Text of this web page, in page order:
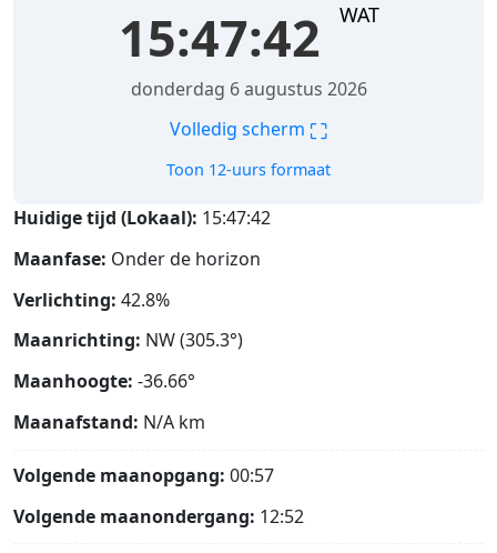
15:47:43 WAT
donderdag 6 augustus 2026
Volledig scherm ⛶
Toon 12-uurs formaat
Huidige tijd (Lokaal): 15:47:43
Maanfase: Onder de horizon
Verlichting: 42.8%
Maanrichting: NW (305.3°)
Maanhoogte: -36.66°
Maanafstand: N/A km
Volgende maanopgang: 00:57
Volgende maanondergang: 12:52